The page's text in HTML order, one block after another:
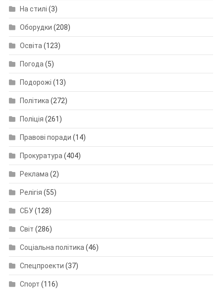
На стилі (3)
Оборудки (208)
Освіта (123)
Погода (5)
Подорожі (13)
Політика (272)
Поліція (261)
Правові поради (14)
Прокуратура (404)
Реклама (2)
Релігія (55)
СБУ(128)
Світ (286)
Соціальна політика (46)
Спецпроекти (37)
Спорт (116)